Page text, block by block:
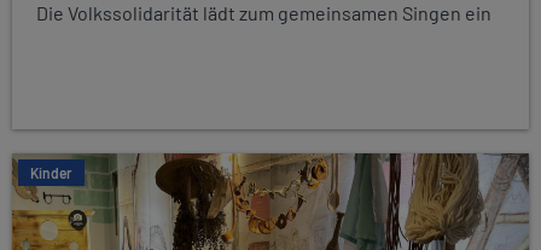
Die Volkssolidarität lädt zum gemeinsamen Singen ein
Kinder